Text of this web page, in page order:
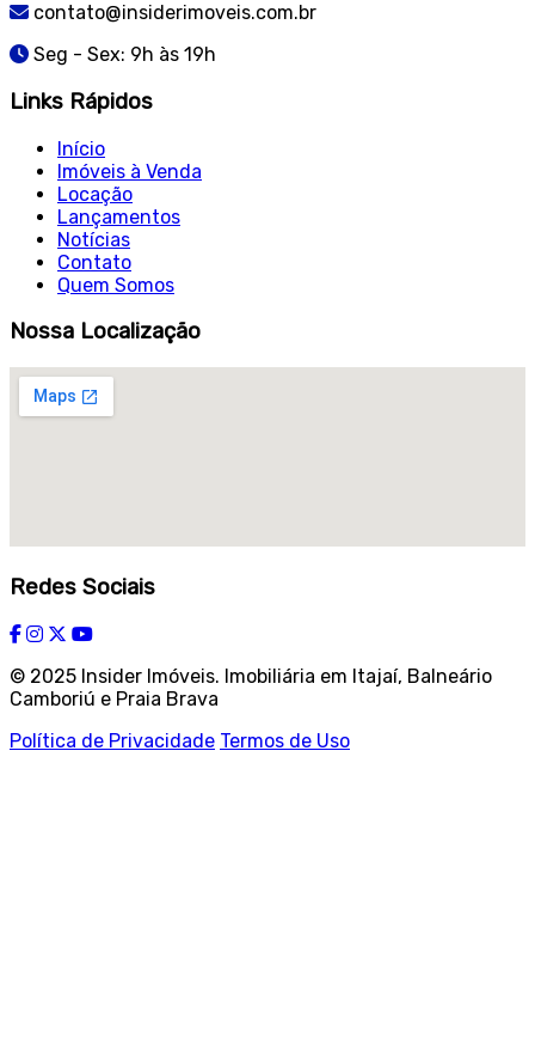
contato@insiderimoveis.com.br
Seg - Sex: 9h às 19h
Links Rápidos
Início
Imóveis à Venda
Locação
Lançamentos
Notícias
Contato
Quem Somos
Nossa Localização
Redes Sociais
© 2025 Insider Imóveis. Imobiliária em Itajaí, Balneário
Camboriú e Praia Brava
Política de Privacidade Termos de Uso